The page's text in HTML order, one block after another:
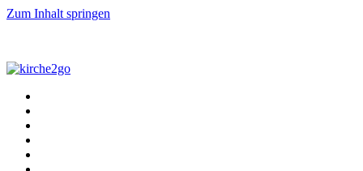
Zum Inhalt springen